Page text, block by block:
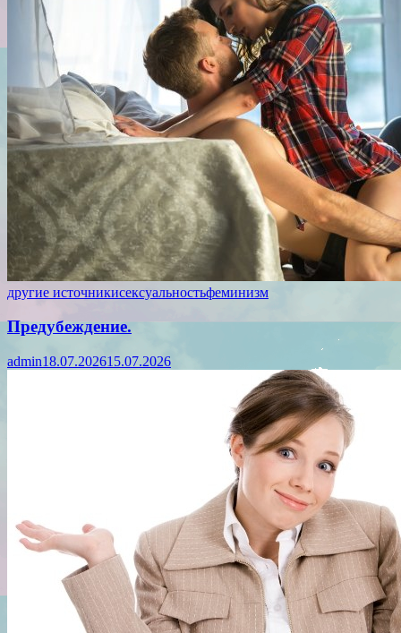
другие источникисексуальностьфеминизм
Предубеждение.
admin18.07.202615.07.2026